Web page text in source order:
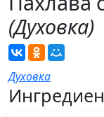
(Духовка)
Духовка